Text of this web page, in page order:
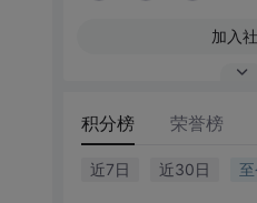
加入
积分榜 荣誉榜
近7日 近30日